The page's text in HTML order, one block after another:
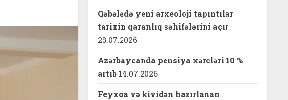
Qəbələdə yeni arxeoloji tapıntılar
tarixin qaranlıq səhifələrini açır
28.07.2026
Azərbaycanda pensiya xərcləri 10 %
artıb 14.07.2026
Feyxoa və kividən hazırlanan